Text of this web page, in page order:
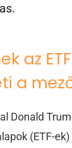
az
a
Donald
(ETF-ek)